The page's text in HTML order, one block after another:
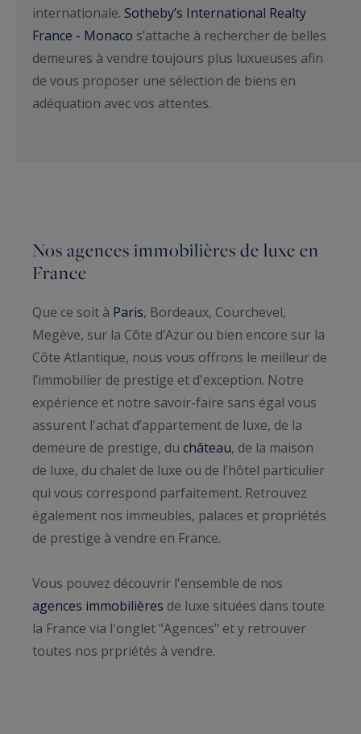
internationale. Sotheby’s International Realty
France - Monaco s’attache à rechercher de belles
demeures à vendre toujours plus luxueuses afin
de vous proposer une sélection de biens en
adéquation avec vos attentes.
Nos agences immobilières de luxe en
France
Que ce soit à Paris, Bordeaux, Courchevel,
Megève, sur la Côte d’Azur ou bien encore sur la
Côte Atlantique, nous vous offrons le meilleur de
l’immobilier de prestige et d'exception. Notre
expérience et notre savoir-faire sans égal vous
assurent l'achat d’appartement de luxe, de la
demeure de prestige, du château, de la maison
de luxe, du chalet de luxe ou de l’hôtel particulier
qui vous correspond parfaitement. Retrouvez
également nos immeubles, palaces et propriétés
de prestige à vendre en France.
Vous pouvez découvrir l'ensemble de nos
agences immobilières de luxe situées dans toute
la France via l'onglet "Agences" et y retrouver
toutes nos prpriétés à vendre.